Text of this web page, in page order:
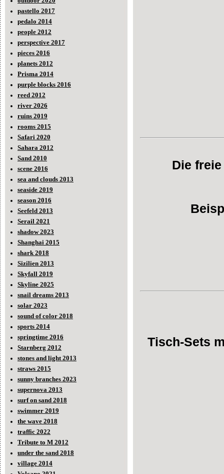
pastello 2017
pedalo 2014
people 2012
perspective 2017
pieces 2016
planets 2012
Prisma 2014
purple blocks 2016
reed 2012
river 2026
ruins 2019
rooms 2015
Safari 2020
Sahara 2012
Sand 2010
scene 2016
sea and clouds 2013
seaside 2019
season 2016
Seefeld 2013
Serail 2021
shadow 2023
Shanghai 2015
shark 2018
Sizilien 2013
Skyfall 2019
Skyline 2025
snail dreams 2013
solar 2023
sound of color 2018
sports 2014
springtime 2016
Starnberg 2012
stones and light 2013
straws 2015
sunny branches 2023
supernova 2013
surf on sand 2018
swimmer 2019
the wave 2018
traffic 2022
Tribute to M 2012
under the sand 2018
village 2014
Die
Tisch-Sets